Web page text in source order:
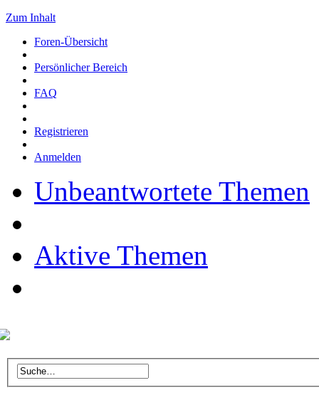
Zum Inhalt
Foren-Übersicht
Persönlicher Bereich
FAQ
Registrieren
Anmelden
Unbeantwortete Themen
Aktive Themen